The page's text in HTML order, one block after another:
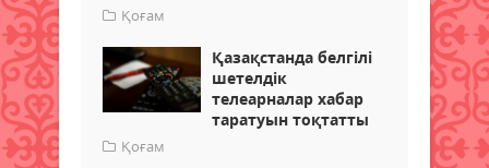
Қоғам
Қазақстанда белгілі
шетелдік
телеарналар хабар
таратуын тоқтатты
Қоғам